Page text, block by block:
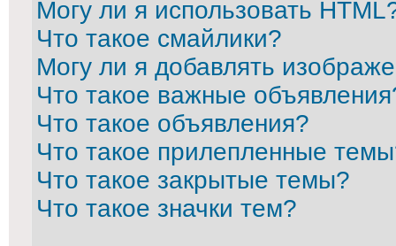
Могу ли я использовать
Что такое смайлики?
Могу ли я добавлять
Что такое важные
Что такое объявления?
Что такое прилепленные
Что такое закрытые темы?
Что такое значки тем?